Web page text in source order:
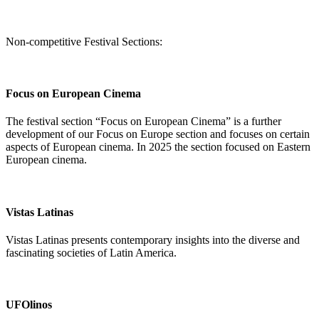
Non-competitive Festival Sections:
Focus on European Cinema
The festival section “Focus on European Cinema” is a further
development of our Focus on Europe section and focuses on certain
aspects of European cinema. In 2025 the section focused on Eastern
European cinema.
Vistas Latinas
Vistas Latinas presents contemporary insights into the diverse and
fascinating societies of Latin America.
UFOlinos